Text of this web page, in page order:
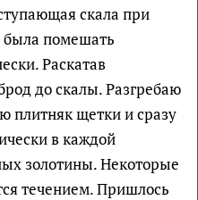
скала при
была помешать
Раскатав
до скалы. Разгребаю
плитняк щетки и сразу
в каждой
золотины. Некоторые
течением. Пришлось